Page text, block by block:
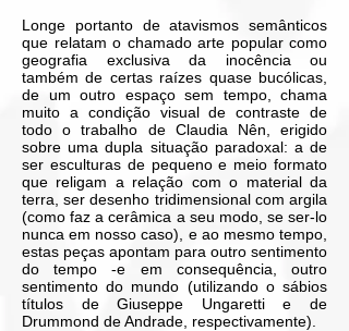
Longe portanto de atavismos semânticos
que relatam o chamado arte popular como
geografia exclusiva da inocência ou
também de certas raízes quase bucólicas,
de um outro espaço sem tempo, chama
muito a condição visual de contraste de
todo o trabalho de Claudia Nên, erigido
sobre uma dupla situação paradoxal: a de
ser esculturas de pequeno e meio formato
que religam a relação com o material da
terra, ser desenho tridimensional com argila
(como faz a cerâmica a seu modo, se ser-lo
nunca em nosso caso), e ao mesmo tempo,
estas peças apontam para outro sentimento
do tempo -e em consequência, outro
sentimento do mundo (utilizando o sábios
títulos de Giuseppe Ungaretti e de
Drummond de Andrade, respectivamente).